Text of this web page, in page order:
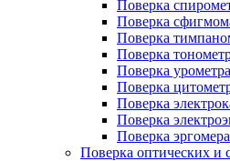
Поверка
Поверка
Поверка
Поверка
Поверка урометра
Поверка
Поверка
Поверка
Поверка эргомера
Поверка оптических и